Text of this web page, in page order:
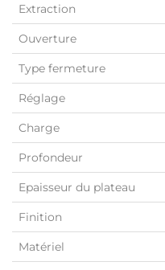
Extraction
Ouverture
Type fermeture
Réglage
Charge
Profondeur
Epaisseur du plateau
Finition
Matériel